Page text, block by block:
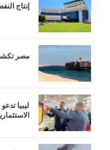
إنتاج
مصر
ليبيا